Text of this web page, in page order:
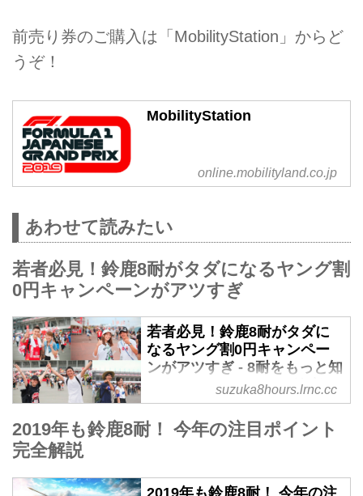
前売り券のご購入は「MobilityStation」からど
うぞ！
MobilityStation
online.mobilityland.co.jp
あわせて読みたい
若者必見！鈴鹿8耐がタダになるヤング割
0円キャンペーンがアツすぎ
若者必見！鈴鹿8耐がタダに
なるヤング割0円キャンペー
ンがアツすぎ - 8耐をもっと知
ろう！"コカ・コーラ"鈴鹿8
耐 特設サイト
2019年も16歳〜22歳が事前申し
なる【鈴鹿8耐ヤング割0円キャン
suzuka8hours.lrnc.cc
2019年も鈴鹿8耐！ 今年の注目ポイント
完全解説
2019年も鈴鹿8耐！ 今年の注